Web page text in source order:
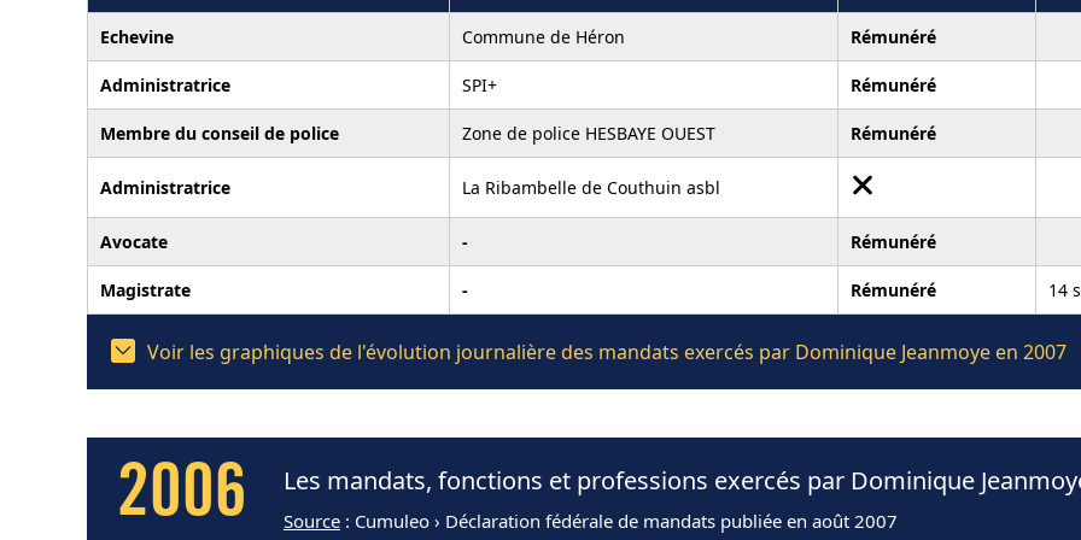
Echevine Commune de Héron Rémunéré
Administratrice SPI+ Rémunéré
Membre du conseil de police Zone de police HESBAYE OUEST Rémunéré
Administratrice La Ribambelle de Couthuin asbl
Avocate - Rémunéré
Magistrate - Rémunéré 14
Voir les graphiques de l'évolution journalière des mandats exercés par Dominique Jeanmoye en 2007
2006 Les mandats, fonctions et professions exercés par Dominique
Source : Cumuleo › Déclaration fédérale de mandats publiée en août 2007